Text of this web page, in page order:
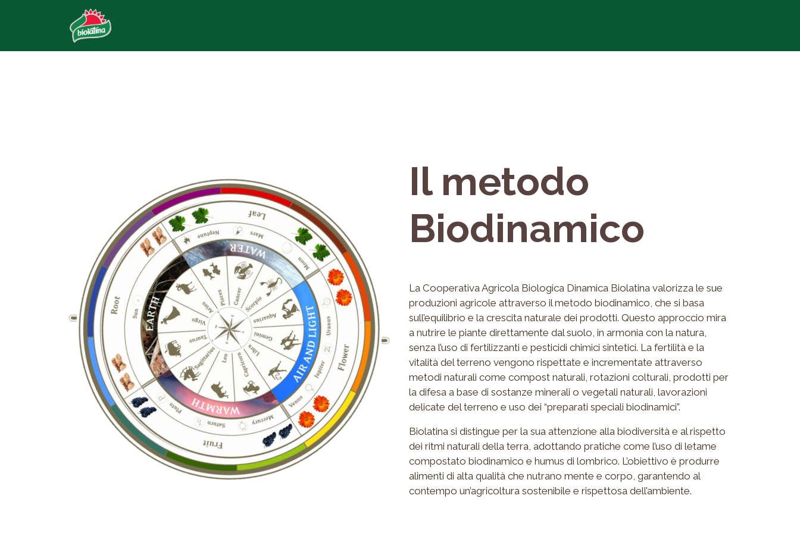
Il metodo
Biodinamico
La Cooperativa Agricola Biologica Dinamica Biolatina valorizza le sue
produzioni agricole attraverso il metodo biodinamico, che si basa
sull’equilibrio e la crescita naturale dei prodotti. Questo approccio mira
a nutrire le piante direttamente dal suolo, in armonia con la natura,
senza l’uso di fertilizzanti e pesticidi chimici sintetici. La fertilità e la
vitalità del terreno vengono rispettate e incrementate attraverso
metodi naturali come compost naturali, rotazioni colturali, prodotti per
la difesa a base di sostanze minerali o vegetali naturali, lavorazioni
delicate del terreno e uso dei “preparati speciali biodinamici”.
Biolatina si distingue per la sua attenzione alla biodiversità e al rispetto
dei ritmi naturali della terra, adottando pratiche come l’uso di letame
compostato biodinamico e humus di lombrico. L’obiettivo è produrre
alimenti di alta qualità che nutrano mente e corpo, garantendo al
contempo un’agricoltura sostenibile e rispettosa dell’ambiente.